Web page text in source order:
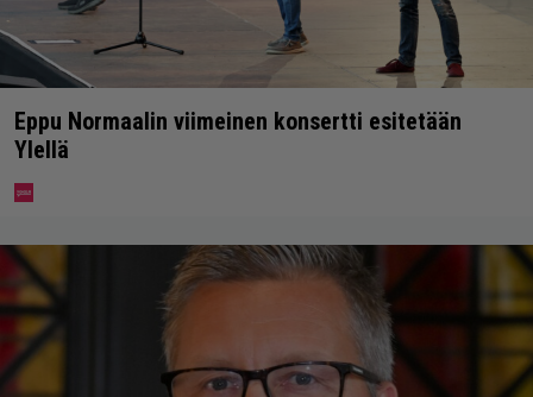
Eppu Normaalin viimeinen konsertti esitetään
Ylellä